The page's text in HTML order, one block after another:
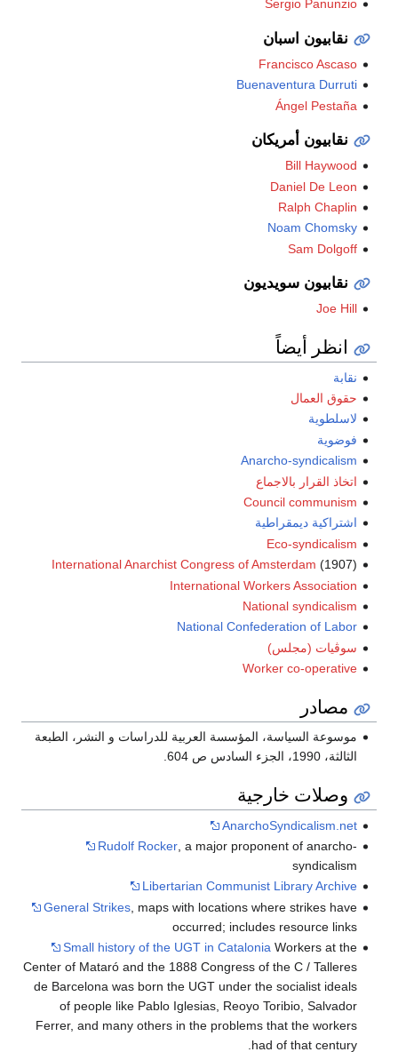
Sergio Panunzio
نقابيون اسبان
Francisco Ascaso
Buenaventura Durruti
Ángel Pestaña
نقابيون أمريكان
Bill Haywood
Daniel De Leon
Ralph Chaplin
Noam Chomsky
Sam Dolgoff
نقابيون سويديون
Joe Hill
انظر أيضاً
نقابة
حقوق العمال
لاسلطوية
فوضوية
Anarcho-syndicalism
اتخاذ القرار بالاجماع
Council communism
اشتراكية ديمقراطية
Eco-syndicalism
International Anarchist Congress of Amsterdam (1907)
International Workers Association
National syndicalism
National Confederation of Labor
سوڤيات (مجلس)
Worker co-operative
مصادر
موسوعة السياسة، المؤسسة العربية للدراسات و النشر، الطبعة
الثالثة، 1990، الجزء السادس ص 604.
وصلات خارجية
AnarchoSyndicalism.net
Rudolf Rocker, a major proponent of anarcho-
syndicalism
Libertarian Communist Library Archive
General Strikes, maps with locations where strikes have
occurred; includes resource links
Small history of the UGT in CataloniaWorkers at the
Center of Mataró and the 1888 Congress of the C / Talleres
de Barcelona was born the UGT under the socialist ideals
of people like Pablo Iglesias, Reoyo Toribio, Salvador
Ferrer, and many others in the problems that the workers
had of that century.